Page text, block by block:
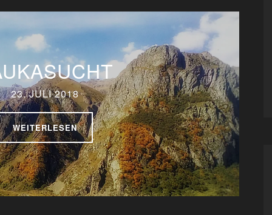
23. JULI 2018
WEITERLESEN